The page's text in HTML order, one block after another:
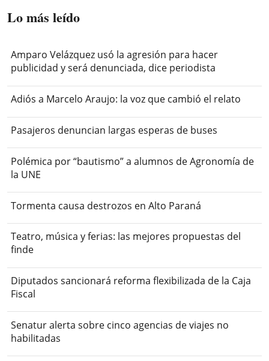
Lo más leído
Amparo Velázquez usó la agresión para hacer
publicidad y será denunciada, dice periodista
Adiós a Marcelo Araujo: la voz que cambió el relato
Pasajeros denuncian largas esperas de buses
Polémica por “bautismo” a alumnos de Agronomía de
la UNE
Tormenta causa destrozos en Alto Paraná
Teatro, música y ferias: las mejores propuestas del
finde
Diputados sancionará reforma flexibilizada de la Caja
Fiscal
Senatur alerta sobre cinco agencias de viajes no
habilitadas